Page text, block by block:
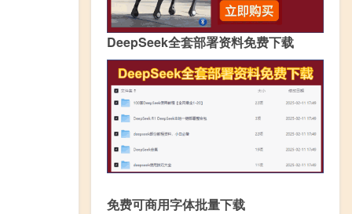
DeepSeek全套部署资料免费下载
免费可商用字体批量下载